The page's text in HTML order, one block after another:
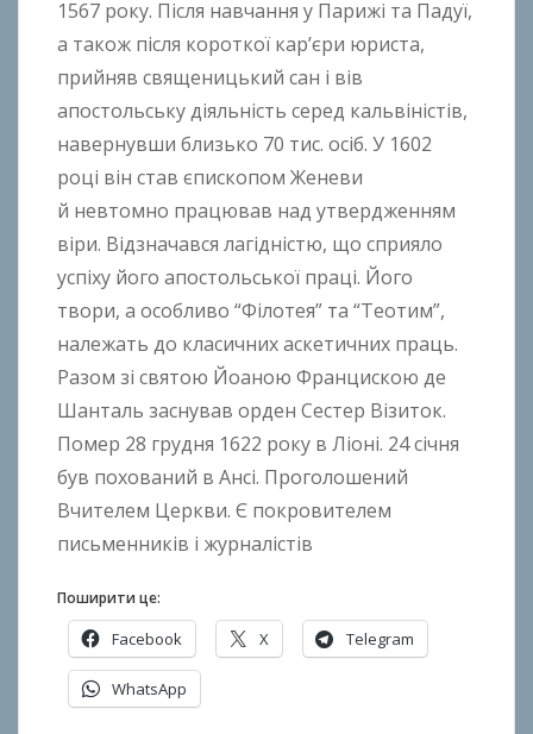
A
n
n
B
o
k
h
o
n
1567 року. Після навчання у Парижі та Падуї,
а також після короткої кар’єри юриста,
прийняв священицький сан і вів
апостольську діяльність серед кальвіністів,
навернувши близько 70 тис. осіб. У 1602
році він став єпископом Женеви
й невтомно працював над утвердженням
віри. Відзначався лагідністю, що сприяло
успіху його апостольської праці. Його
твори, а особливо “Філотея” та “Теотим”,
належать до класичних аскетичних праць.
Разом зі святою Йоаною Францискою де
Шанталь заснував орден Сестер Візиток.
Помер 28 грудня 1622 року в Ліоні. 24 січня
був похований в Ансі. Проголошений
Вчителем Церкви. Є покровителем
письменників і журналістів
Поширити це:
Facebook X Telegram
WhatsApp